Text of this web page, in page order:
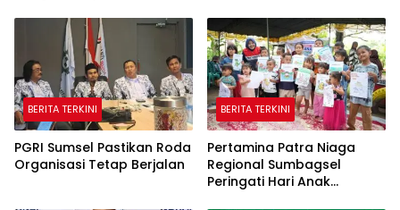
Transmigrasi di Fakfak
BERITA TERKINI
PGRI Sumsel Pastikan Roda
Organisasi Tetap Berjalan
BERITA TERKINI
Pertamina Patra Niaga
Regional Sumbagsel
Peringati Hari Anak